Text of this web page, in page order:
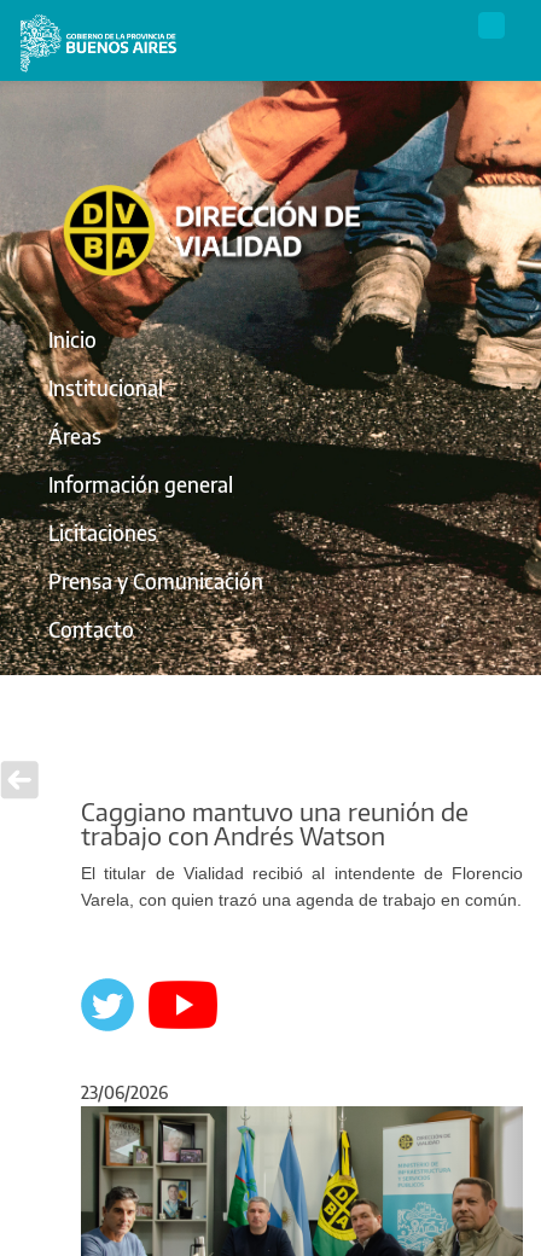
Inicio
Institucional
Áreas
Información general
Licitaciones
Prensa y Comunicación
Contacto
Caggiano mantuvo una reunión de
trabajo con Andrés Watson
El titular de Vialidad recibió al intendente de Florencio
Varela, con quien trazó una agenda de trabajo en común.
23/06/2026
Anterior